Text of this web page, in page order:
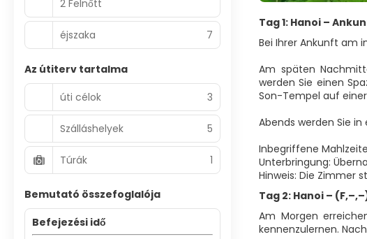
Tag 1: Hanoi –
Bei Ihrer Ankunft am
Am späten
werden Sie einen
Son-Tempel auf
Abends werden Sie
Inbegriffene
Unterbringung:
Hinweis: Die Zimmer
Tag 2: Hanoi –
Am Morgen
kennenzulernen.
2 Felnőtt
éjszaka 7
Az útiterv tartalma
úti célok
3
Szálláshelyek 5
Túrák 1
Bemutató összefoglalója
Befejezési idő